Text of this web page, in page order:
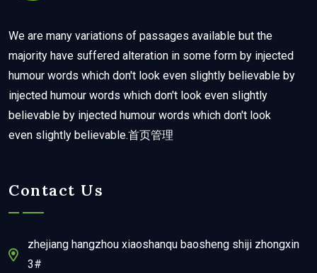
We are many variations of passages available but the
majority have suffered alteration in some form by injected
humour words which don't look even slightly believable by
injected humour words which don't look even slightly
believable by injected humour words which don't look
even slightly believable.首页管理
Contact Us
zhejiang hangzhou xiaoshanqu baosheng shiji zhongxin
3#